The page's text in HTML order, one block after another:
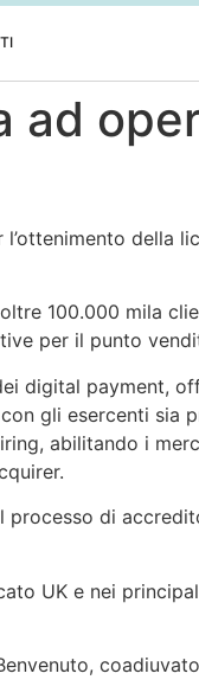
ad
l’ottenimento della
100.000 mila
per il punto
digital payment,
gli esercenti sia
abilitando i
di
UK e nei